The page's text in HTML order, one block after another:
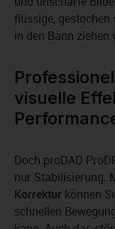
flüssige,
in den Bann ziehen
visuelle
Doch proDAD
nur Stabilisierung.
Korrektur können
schnellen